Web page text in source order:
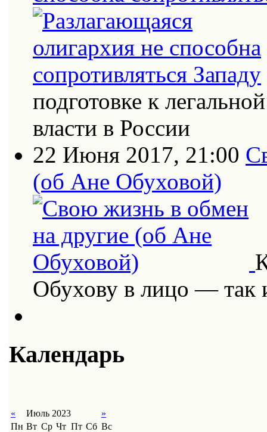
подготовке к
власти в России
22 Июня 2017, 21:00
(об Ане Обуховой)
Обухову в лицо —
Календарь
« Июль 2023
»
Пн Вт Ср Чт Пт Сб Вс